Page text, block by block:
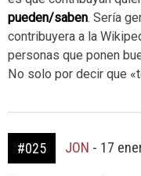
pueden/saben. Sería
contribuyera a la
personas que ponen
No solo por decir que
#025 JON - 17